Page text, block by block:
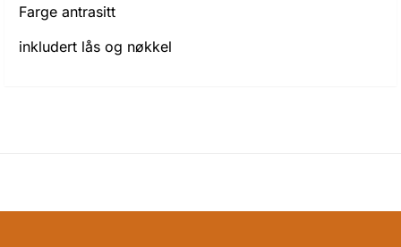
Farge antrasitt
inkludert lås og nøkkel